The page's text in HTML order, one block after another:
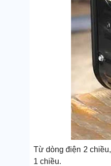
Từ dòng điện 2
1 chiều.